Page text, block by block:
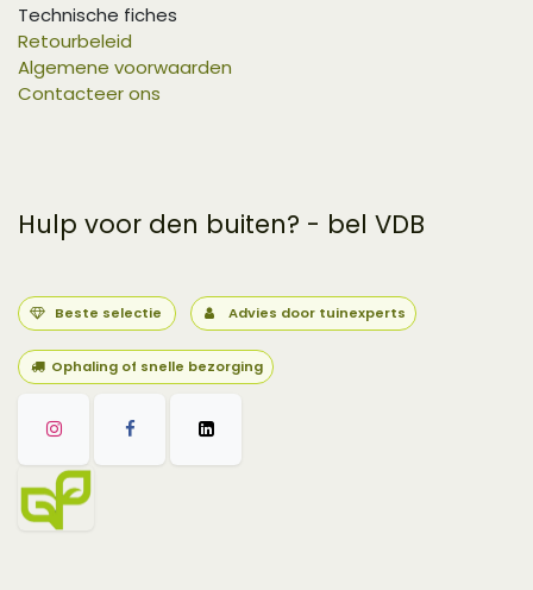
Technische fiches
Retourbeleid
Algemene voorwaarden
Contacteer ons
Hulp voor den buiten? - bel VDB
Beste selectie Advies door tuinexperts
Ophaling of snelle bezorging